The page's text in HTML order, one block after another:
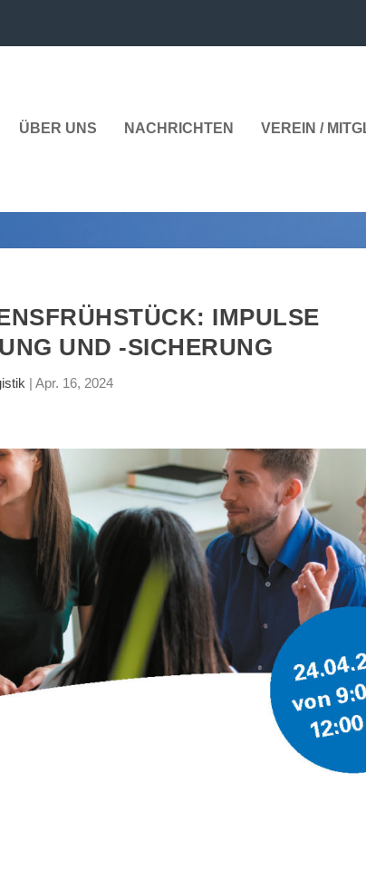
ÜBER UNS NACHRICHTEN VEREIN /
IMPULSE
UND -SICHERUNG
| Apr. 16, 2024